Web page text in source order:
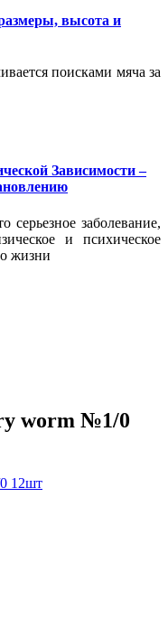
высота и
поисками мяча за
Зависимости –
серьезное заболевание,
и психическое
жизни
worm №1/0